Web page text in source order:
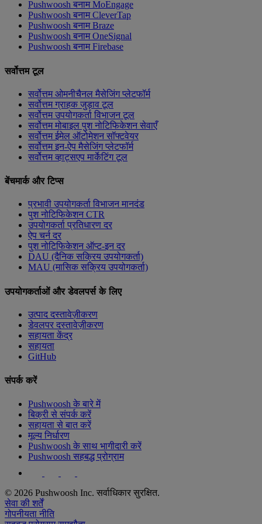
Pushwoosh बनाम MoEngage
Pushwoosh बनाम CleverTap
Pushwoosh बनाम Braze
Pushwoosh बनाम OneSignal
Pushwoosh बनाम Firebase
सर्वोत्तम टूल
सर्वोत्तम ओमनीचैनल मैसेजिंग प्लेटफॉर्म
सर्वोत्तम ग्राहक जुड़ाव टूल
सर्वोत्तम उपयोगकर्ता विभाजन टूल
सर्वोत्तम मोबाइल पुश नोटिफिकेशन सेवाएँ
सर्वोत्तम ईमेल ऑटोमेशन सॉफ्टवेयर
सर्वोत्तम इन-ऐप मैसेजिंग प्लेटफॉर्म
सर्वोत्तम व्हाट्सएप मार्केटिंग टूल
बेंचमार्क और टिप्स
प्रभावी उपयोगकर्ता विभाजन मानदंड
पुश नोटिफिकेशन CTR
उपयोगकर्ता प्रतिधारण दर
ऐप चर्न दर
पुश नोटिफिकेशन ऑप्ट-इन दर
DAU (दैनिक सक्रिय उपयोगकर्ता)
MAU (मासिक सक्रिय उपयोगकर्ता)
उपयोगकर्ताओं और डेवलपर्स के लिए
उत्पाद दस्तावेज़ीकरण
डेवलपर दस्तावेज़ीकरण
सहायता केंद्र
सहायता
GitHub
संपर्क करें
Pushwoosh के बारे में
बिक्री से संपर्क करें
सहायता से बात करें
मूल्य निर्धारण
Pushwoosh के साथ भागीदारी करें
Pushwoosh सहबद्ध प्रोग्राम
© 2026 Pushwoosh Inc. सर्वाधिकार सुरक्षित.
सेवा की शर्तें
गोपनीयता नीति